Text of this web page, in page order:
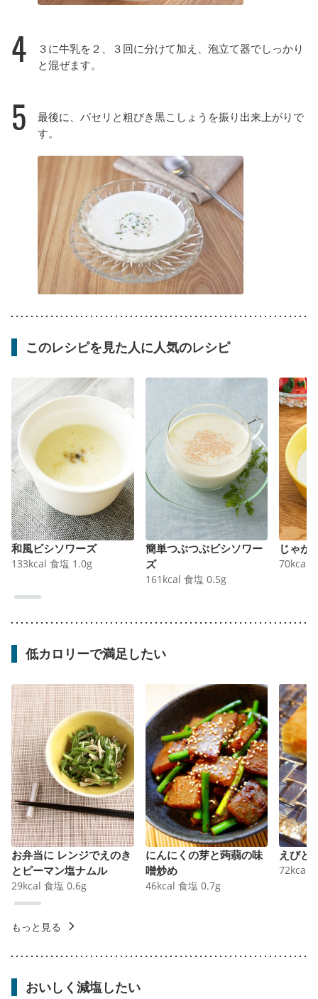
4
３に牛乳を２、３回に分けて加え、泡立て器でしっかり
と混ぜます。
5
最後に、パセリと粗びき黒こしょうを振り出来上がりで
す。
このレシピを見た人に人気のレシピ
和風ビシソワーズ
133kcal 食塩 1.0g
簡単つぶつぶビシソワー
ズ
161 kcal 食塩 0.5g
じゃが
70kcal
低カロリーで満足したい
お弁当に レンジでえのき
とピーマン塩ナムル
29kcal 食塩 0.6g
にんにくの芽と蒟蒻の味
噌炒め
46kcal 食塩 0.7g
えびと
72kcal
もっと見る
おいしく減塩したい